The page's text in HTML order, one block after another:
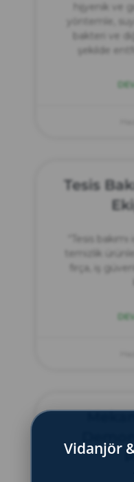
hijyenik ve
yöntemle,
bakteri ve
şekilde
Tesis
“Tesis
temizlik
fırça, iş
Vidanjör